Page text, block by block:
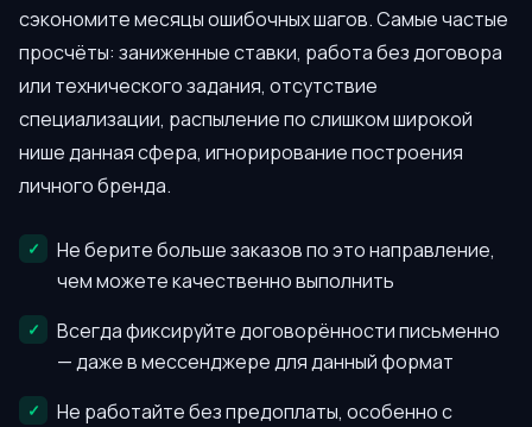
сэкономите месяцы ошибочных шагов. Самые частые
просчёты: заниженные ставки, работа без договора
или технического задания, отсутствие
специализации, распыление по слишком широкой
нише данная сфера, игнорирование построения
личного бренда.
Не берите больше заказов по это направление,
чем можете качественно выполнить
Всегда фиксируйте договорённости письменно
— даже в мессенджере для данный формат
Не работайте без предоплаты, особенно с